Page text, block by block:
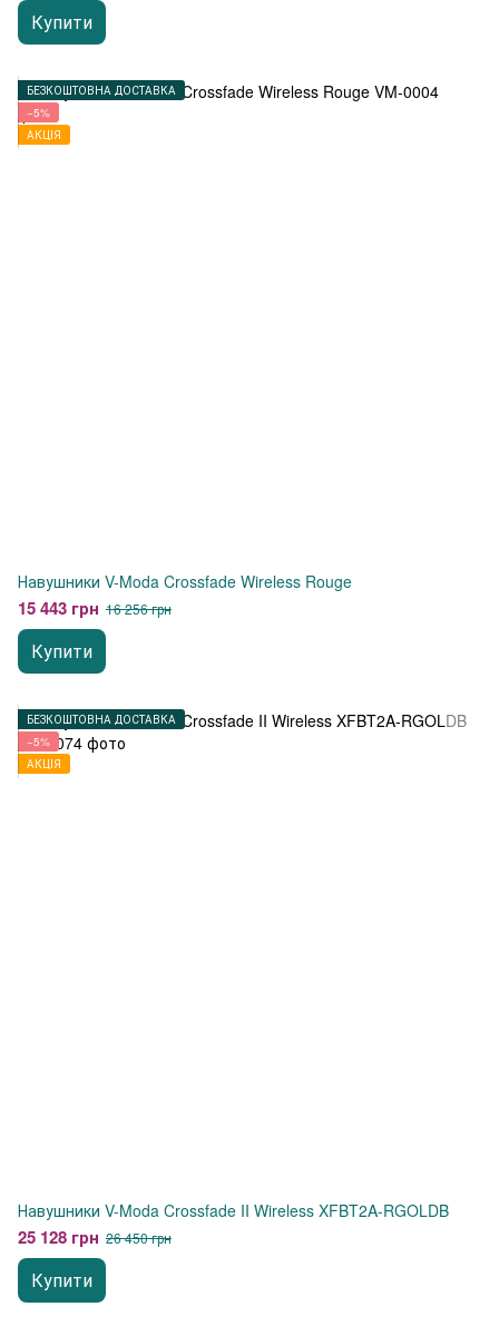
Купити
БЕЗКОШТОВНА ДОСТАВКА
−5%
АКЦІЯ
Навушники V-Moda Crossfade Wireless Rouge
15 443 грн 16 256 грн
Купити
БЕЗКОШТОВНА ДОСТАВКА
−5%
АКЦІЯ
Навушники V-Moda Crossfade II Wireless XFBT2A-RGOLDB
25 128 грн 26 450 грн
Купити